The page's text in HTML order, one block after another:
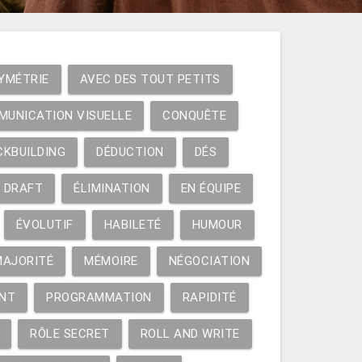
AVEC DES TOUT PETITS
VISUELLE CONQUÊTE
DÉDUCTION DÉS
DRAFT ÉLIMINATION EN ÉQUIPE
ÉVOLUTIF HABILETÉ HUMOUR
MÉMOIRE NÉGOCIATION
PROGRAMMATION RAPIDITÉ
RÔLE SECRET ROLL AND WRITE